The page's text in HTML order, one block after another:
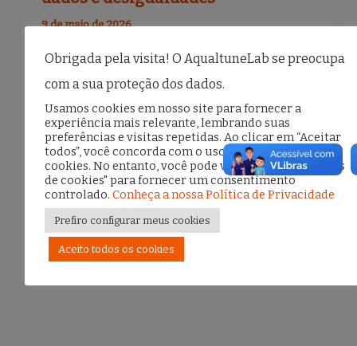
9 de maio de 2026
No dia 16 de maio, Isabel Xavier,
coordenadora do nosso GT de Saúde Digital,
participou do seminário “Serviços Públicos
Datificados”. O evento foi promovido pelo
Comitê Gestor da Internet no […]
F
a
c
T
w
it
E
m
ai
S
h
ar
Obrigada pela visita! O AqualtuneLab se preocupa
com a sua proteção dos dados.
Usamos cookies em nosso site para fornecer a
experiência mais relevante, lembrando suas
preferências e visitas repetidas. Ao clicar em “Aceitar
todos”, você concorda com o uso de TODOS os
cookies. No entanto, você pode visitar "Configurações
de cookies" para fornecer um consentimento
controlado. Conheça a nossa Política de Privacidade
Prefiro configurar meus cookies
Aceito todos os cookies